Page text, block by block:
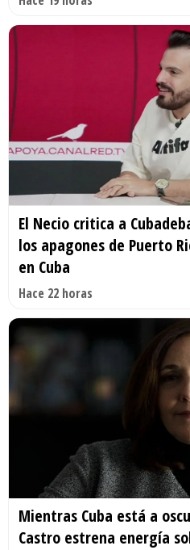
El Necio critica a
los apagones de Puerto
en Cuba
Hace 22 horas
Mientras Cuba está a
Castro estrena energía